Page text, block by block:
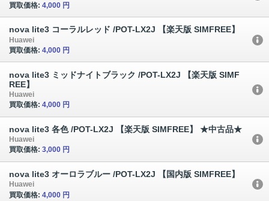
買取価格: 4,000 円
nova lite3 コーラルレッド /POT-LX2J 【楽天版 SIMFREE】
Huawei
買取価格: 4,000 円
nova lite3 ミッドナイトブラック /POT-LX2J 【楽天版 SIMF
REE】
Huawei
買取価格: 4,000 円
nova lite3 各色 /POT-LX2J 【楽天版 SIMFREE】 ★中古品★
Huawei
買取価格: 3,000 円
nova lite3 オーロラブルー /POT-LX2J 【国内版 SIMFREE】
Huawei
買取価格: 4,000 円